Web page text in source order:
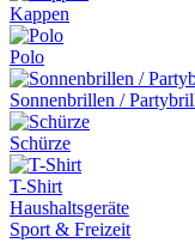
Kappen
Polo
Sonnenbrillen /
Schürze
T-Shirt
Haushaltsgeräte
Sport & Freizeit